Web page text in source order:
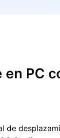
PC
de